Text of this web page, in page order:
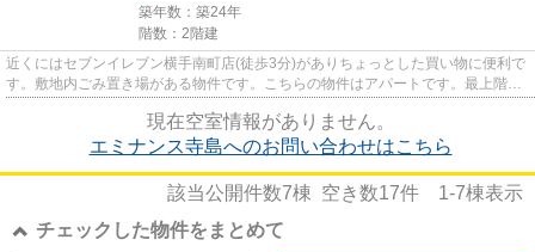
築年数：築24年
階数：2階建
近くにはセブンイレブン横手南町店(徒歩3分)がありちょっとした買い物に便利で
す。敷地内ごみ置き場がある物件です。こちらの物件はアパートです。最上階の
現在空室情報がありません。
エミナンス寺島へのお問い合わせはこちら
該当公開件数7棟 空き数17件 1-7棟表示
チェックした物件をまとめて